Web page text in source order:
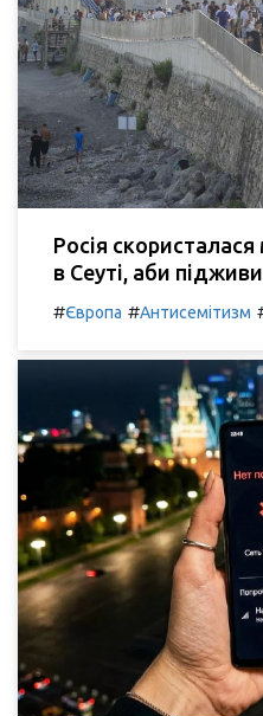
Росія
в Сеуті, аби
#Європа #Антисемітизм